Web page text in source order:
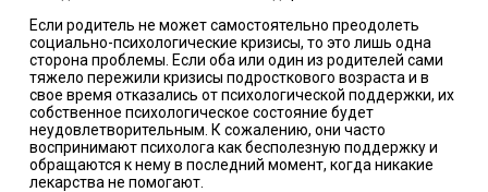
Если родитель не может самостоятельно преодолеть
социально-психологические кризисы, то это лишь одна
сторона проблемы. Если оба или один из родителей сами
тяжело пережили кризисы подросткового возраста и в
свое время отказались от психологической поддержки, их
собственное психологическое состояние будет
неудовлетворительным. К сожалению, они часто
воспринимают психолога как бесполезную поддержку и
обращаются к нему в последний момент, когда никакие
лекарства не помогают.